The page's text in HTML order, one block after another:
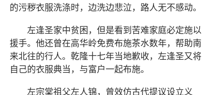
的污秽衣服洗涤时，边洗边悲泣，路人无不感动。
左逢圣家中贫困，但是看到苦难家庭必定施以
援手。他还曾在高华岭免费布施茶水数年，帮助南
来北往的行人。乾隆十七年当地歉收，左逢圣又将
自己的衣服典当，与富户一起布施。
左宗棠祖父左人锦，曾效仿古代提议设立义